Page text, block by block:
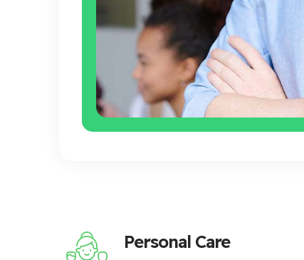
Personal Care